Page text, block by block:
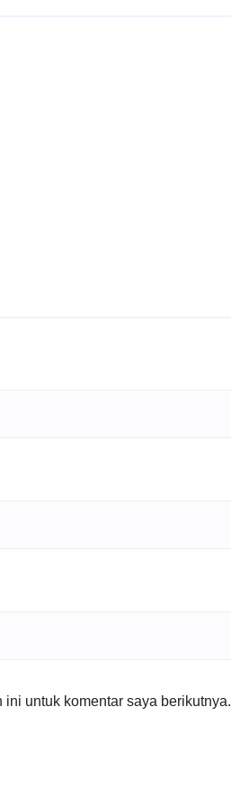
untuk komentar saya berikutnya.